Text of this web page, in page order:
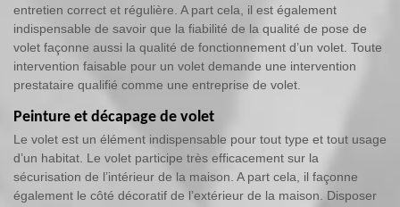
entretien correct et régulière. A part cela, il est également
indispensable de savoir que la fiabilité de la qualité de pose de
volet façonne aussi la qualité de fonctionnement d’un volet. Toute
intervention faisable pour un volet demande une intervention
prestataire qualifié comme une entreprise de volet.
Peinture et décapage de volet
Le volet est un élément indispensable pour tout type et tout usage
d’un habitat. Le volet participe très efficacement sur la
sécurisation de l’intérieur de la maison. A part cela, il façonne
également le côté décoratif de l’extérieur de la maison. Disposer